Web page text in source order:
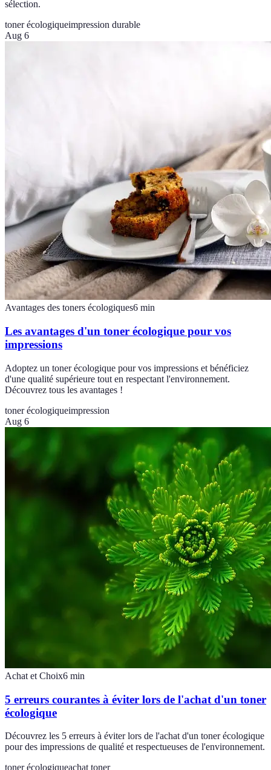
sélection.
toner écologiqueimpression durable
Aug 6
Avantages des toners écologiques6 min
Les avantages d'un toner écologique pour vos
impressions
Adoptez un toner écologique pour vos impressions et bénéficiez
d'une qualité supérieure tout en respectant l'environnement.
Découvrez tous les avantages !
toner écologiqueimpression
Aug 6
Achat et Choix6 min
5 erreurs courantes à éviter lors de l'achat d'un toner
écologique
Découvrez les 5 erreurs à éviter lors de l'achat d'un toner écologique
pour des impressions de qualité et respectueuses de l'environnement.
toner écologiqueachat toner